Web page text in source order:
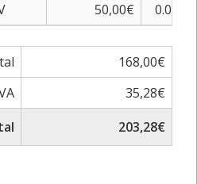
50,00€ 0.00%
168,00€
35,28€
203,28€